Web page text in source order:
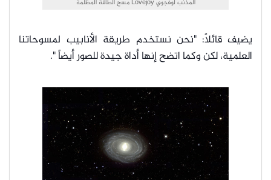
المذنب لوفجوي Lovejoy مسح الطاقة المظلمة
يضيف قائلاً: "نحن نستخدم طريقة الأنابيب لمسوحاتنا
العلمية، لكن وكما اتضح إنها أداة جيدة للصور أيضاً ".